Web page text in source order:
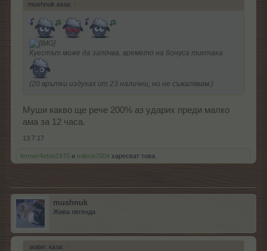
mushnuk каза: ↑
Куестът може да започва, времето на бонуса тиктака
.
(20 врътки издухах от 23 налични, но не съжалявам.)
Муши какво ще рече 200% аз ударих преди малко
ама за 12 часа.
13.7.17
fermer4etoo1970 и milena7004 харесват това.
mushnuk
Жива легенда
.water. каза: ↑